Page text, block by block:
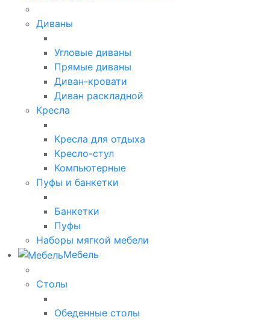
Диваны
Угловые диваны
Прямые диваны
Диван-кровати
Диван раскладной
Кресла
Кресла для отдыха
Кресло-стул
Компьютерные
Пуфы и банкетки
Банкетки
Пуфы
Наборы мягкой мебели
Мебель
Столы
Обеденные столы